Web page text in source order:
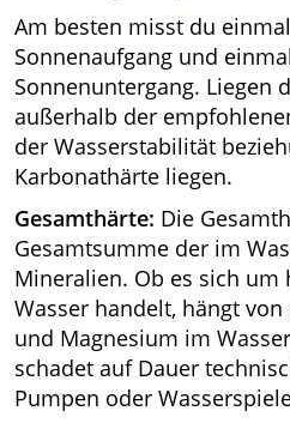
Am besten misst du
Sonnenaufgang und
Sonnenuntergang. Liegen
außerhalb der
der Wasserstabilität
Karbonathärte liegen.
Gesamthärte: Die
Gesamtsumme der im
Mineralien. Ob es sich um
Wasser handelt, hängt
und Magnesium im
schadet auf Dauer
Pumpen oder